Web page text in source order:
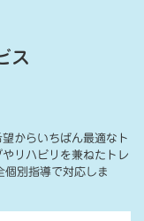
ス
からいちばん最適なト
リハビリを兼ねたトレ
別指導で対応しま